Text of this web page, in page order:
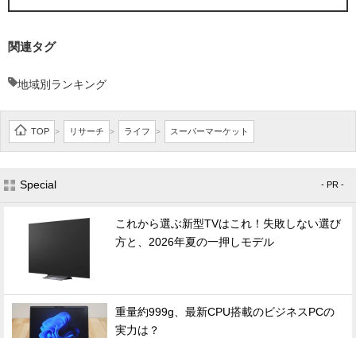
関連タグ
地域別ランキング
TOP > リサーチ > ライフ > スーパーマーケット
Special - PR -
これから選ぶ新型TVはこれ！失敗しない選び
方と、2026年夏の一押しモデル
重量約999g、最新CPU搭載のビジネスPCの
実力は？